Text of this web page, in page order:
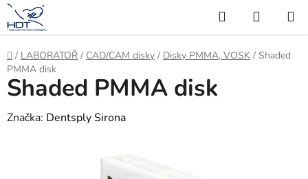
Přejít
na
obsah
Hledat
KOŠÍK
Domů
/ LABORATOŘ / CAD/CAM disky / Disky PMMA, VOSK / Shaded
PMMA disk
Shaded PMMA disk
Značka: Dentsply Sirona